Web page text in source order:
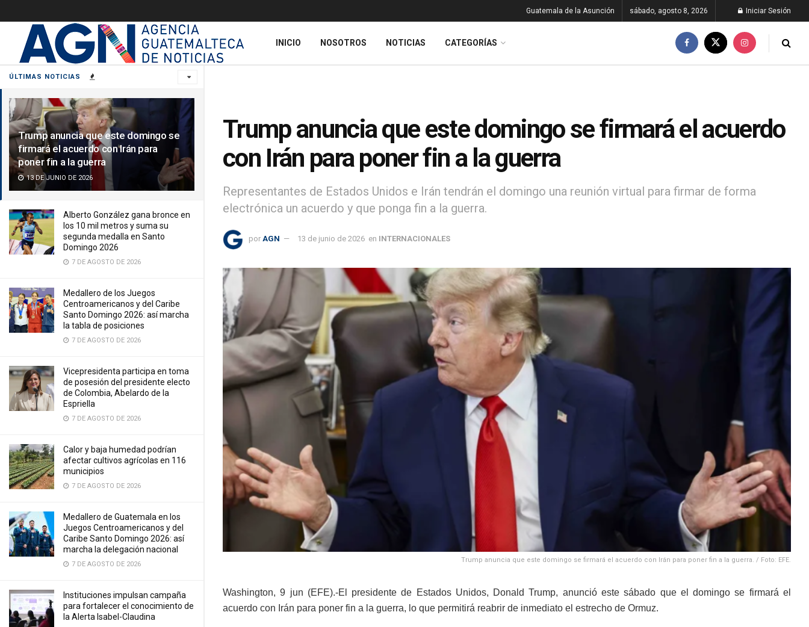
ÚLTIMAS NOTICIAS
Trump anuncia que este domingo se
firmará el acuerdo con Irán para
poner fin a la guerra
13 DE JUNIO DE 2026
Alberto González gana bronce en
los 10 mil metros y suma su
segunda medalla en Santo
Domingo 2026
7 DE AGOSTO DE 2026
Medallero de los Juegos
Centroamericanos y del Caribe
Santo Domingo 2026: así marcha
la tabla de posiciones
7 DE AGOSTO DE 2026
Vicepresidenta participa en toma
de posesión del presidente electo
de Colombia, Abelardo de la
Espriella
7 DE AGOSTO DE 2026
Calor y baja humedad podrían
afectar cultivos agrícolas en 116
municipios
7 DE AGOSTO DE 2026
Medallero de Guatemala en los
Juegos Centroamericanos y del
Caribe Santo Domingo 2026: así
marcha la delegación nacional
7 DE AGOSTO DE 2026
Instituciones impulsan campaña
para fortalecer el conocimiento de
la Alerta Isabel-Claudina
Guatemala de la Asunción sábado, agosto 8, 2026 Iniciar Sesión
INICIO NOSOTROS NOTICIAS CATEGORÍAS
Trump anuncia que este domingo se firmará el acuerdo
con Irán para poner fin a la guerra
Representantes de Estados Unidos e Irán tendrán el domingo una reunión virtual para firmar de forma
electrónica un acuerdo y que ponga fin a la guerra.
por AGN 13 de junio de 2026 en INTERNACIONALES
Trump anuncia que este domingo se firmará el acuerdo con Irán para poner fin a la guerra. / Foto: EFE.
Washington, 9 jun (EFE).-El presidente de Estados Unidos, Donald Trump, anunció este sábado que el domingo se firmará el
acuerdo con Irán para poner fin a la guerra, lo que permitirá reabrir de inmediato el estrecho de Ormuz.